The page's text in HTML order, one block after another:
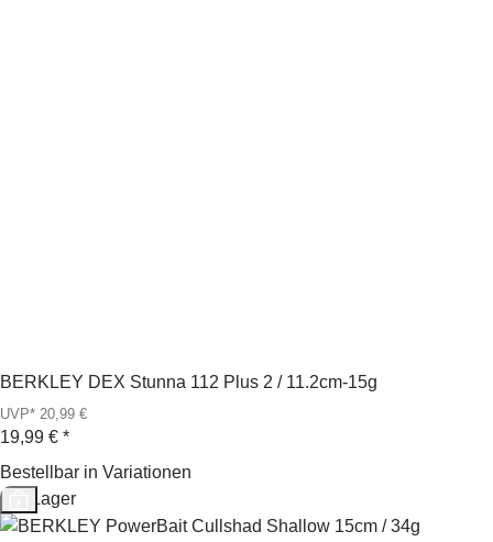
BERKLEY DEX Stunna 112 Plus 2 / 11.2cm-15g
UVP* 20,99 €
19,99 € *
Bestellbar in Variationen
Auf Lager